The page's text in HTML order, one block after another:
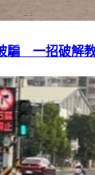
騙 一招破解